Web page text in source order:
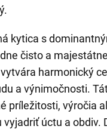
kytica s
čisto a
harmonický
a výnimočnosti.
príležitosti, výročia
vyjadriť úctu a obdiv.